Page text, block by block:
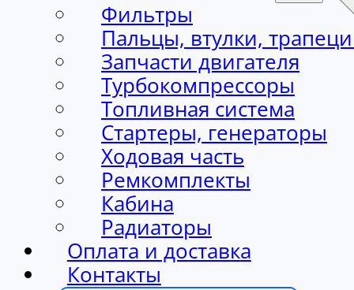
Фильтры
Пальцы, втулки,
Запчасти двигателя
Турбокомпрессоры
Топливная система
Стартеры, генераторы
Ходовая часть
Ремкомплекты
Кабина
Радиаторы
Оплата и доставка
Контакты